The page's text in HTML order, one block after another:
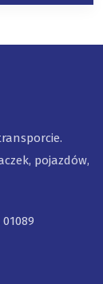
pojazdów,